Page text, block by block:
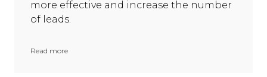
more effective and increase the number
of leads.
Read more